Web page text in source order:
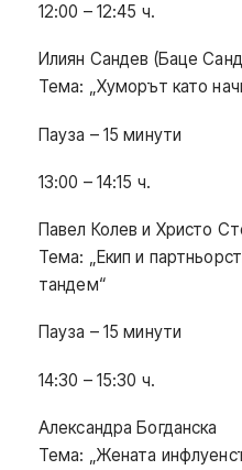
12:00 – 12:45 ч.
Илиян Сандев (Баце
Тема: „Хуморът като
Пауза – 15 минути
13:00 – 14:15 ч.
Павел Колев и Христо
Тема: „Екип и
тандем“
Пауза – 15 минути
14:30 – 15:30 ч.
Александра Богданска
Тема: „Жената